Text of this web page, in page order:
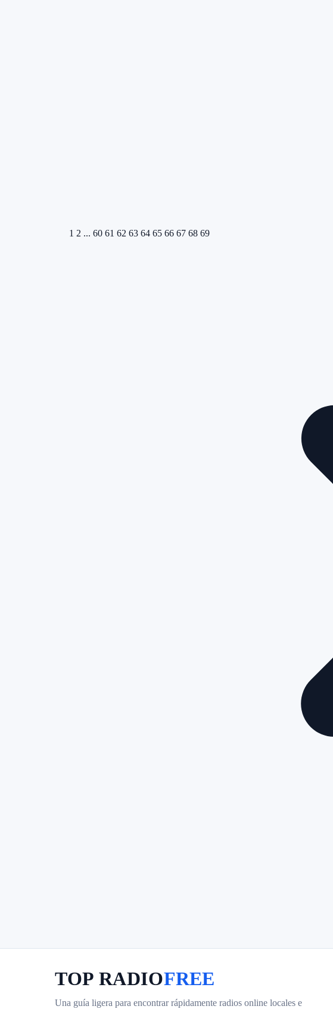
1 2 ... 60 61 62 63 64 65 66 67 68 69
TOP RADIOFREE
Una guía ligera para encontrar rápidamente radios online locales e